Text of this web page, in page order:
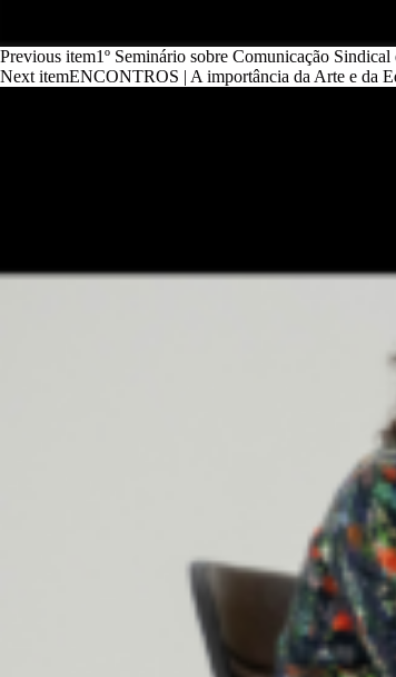
Previous item1º Seminário sobre Comunicação
Next itemENCONTROS | A importância da Arte e da